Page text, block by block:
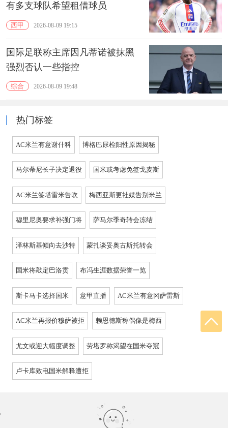
有多支球队希望租借球员
西甲 2026-08-09 19:15
国际足联称主席因凡蒂诺被抹黑
强烈否认一些指控
综合 2026-08-09 19:48
热门标签
AC米兰有意谢什科 博格巴尿检阳性原因揭秘
马尔蒂尼长子决定退役 国米或考虑免签戈麦斯
AC米兰签塔雷米告吹 梅西亚斯更社媒告别米兰
穆里尼奥要求补强门将 萨马尔季奇转会冻结
泽林斯基倾向去沙特 蒙扎谈妥奥古斯托转会
国米将敲定巴洛贡 布冯生涯数据荣誉一览
斯卡马卡选择国米 意甲直播 AC米兰有意冈萨雷斯
AC米兰再报价穆萨被拒 赖恩德斯称偶像是梅西
尤文或迎大幅度调整 劳塔罗称渴望在国米夺冠
卢卡库致电国米解释遭拒